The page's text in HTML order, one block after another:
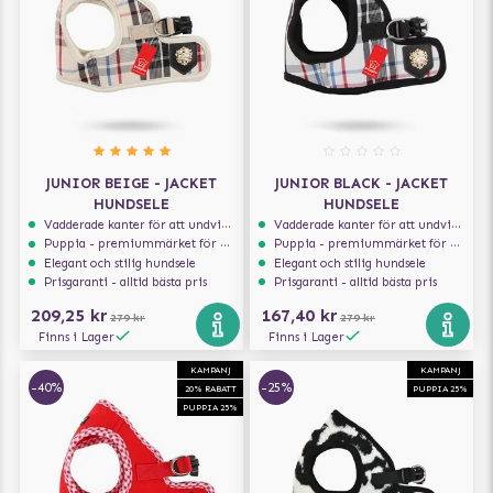
JUNIOR BEIGE - JACKET
HUNDSELE
Vadderade kanter för att undvika skav
Puppia - premiummärket för hundselar
Elegant och stilig hundsele
Prisgaranti - alltid bästa pris
209,25 kr 279 kr
Finns i Lager
JUNIOR BLACK - JACKET
HUNDSELE
Vadderade kanter för att undvika skav
Puppia - premiummärket för hundselar
Elegant och stilig hundsele
Prisgaranti - alltid bästa pris
167,40 kr 279 kr
Finns i Lager
KAMPANJ
20% RABATT
PUPPIA 25%
-40%
KAMPANJ
PUPPIA 25%
-25%